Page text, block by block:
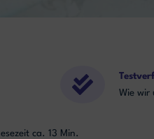
Wie wir
Lesezeit ca. 13 Min.